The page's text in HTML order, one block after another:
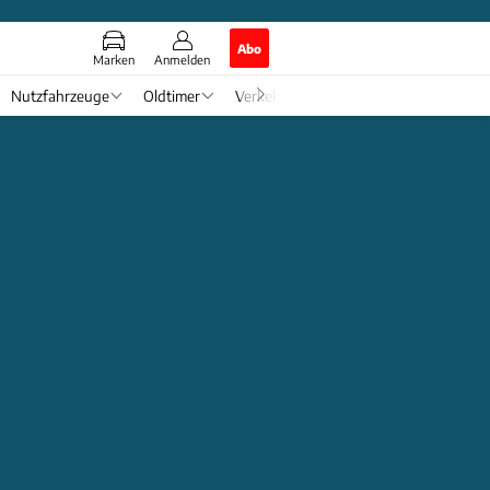
Marken Anmelden
Abo
Nutzfahrzeuge Oldtimer Verkehr